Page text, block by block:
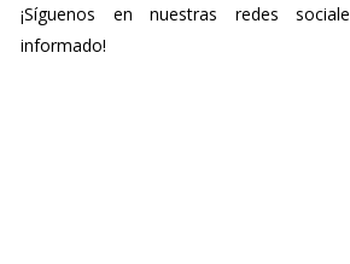
¡Síguenos en nuestras redes
informado!